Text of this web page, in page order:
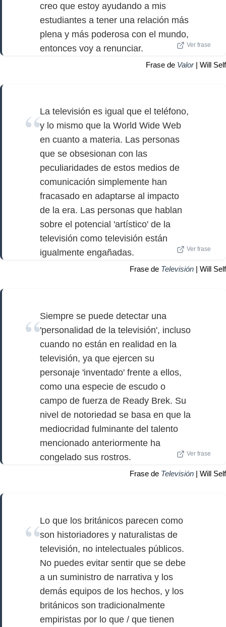
creo que estoy ayudando a mis
estudiantes a tener una relación más
plena y más poderosa con el mundo,
entonces voy a renunciar.
Ver frase
Frase de Valor| Will Self
La televisión es igual que el teléfono,
y lo mismo que la World Wide Web
en cuanto a materia. Las personas
que se obsesionan con las
peculiaridades de estos medios de
comunicación simplemente han
fracasado en adaptarse al impacto
de la era. Las personas que hablan
sobre el potencial 'artístico' de la
televisión como televisión están
igualmente engañadas.
Ver frase
Frase de Televisión | Will Self
Siempre se puede detectar una
'personalidad de la televisión', incluso
cuando no están en realidad en la
televisión, ya que ejercen su
personaje 'inventado' frente a ellos,
como una especie de escudo o
campo de fuerza de Ready Brek. Su
nivel de notoriedad se basa en que la
mediocridad fulminante del talento
mencionado anteriormente ha
congelado sus rostros.
Ver frase
Frase de Televisión | Will Self
Lo que los británicos parecen como
son historiadores y naturalistas de
televisión, no intelectuales públicos.
No puedes evitar sentir que se debe
a un suministro de narrativa y los
demás equipos de los hechos, y los
británicos son tradicionalmente
empiristas por lo que / que tienen